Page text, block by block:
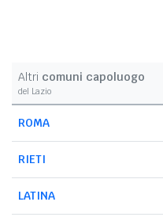
Altri comuni capoluogo
del Lazio
ROMA
RIETI
LATINA